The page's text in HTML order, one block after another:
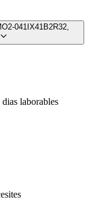
041IX41B2R32,
laborables